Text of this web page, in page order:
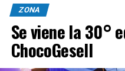
ZONA
Se viene la 30°
ChocoGesell